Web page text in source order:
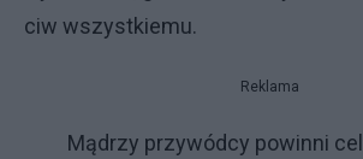
ciw wszyst­kie­mu.
Reklama
Mą­drzy przy­wód­cy po­win­ni